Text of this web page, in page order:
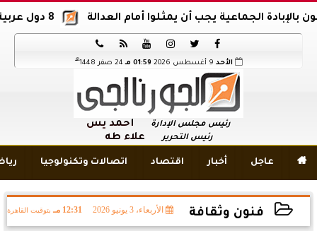
الجماعية يجب أن يمثلوا أمام العدالة






الأحد 01:59 مـ 24 صفر 1448 هـ
رئيس مجلس الإدارة أحمد يس
رئيس التحرير علاء طه
 عاجل أخبار اقتصاد اتصالات وتكنولوجيا
فنون وثقافة الأربعاء، 3 يونيو 2026 12:31 مـ بتوقيت القاهرة